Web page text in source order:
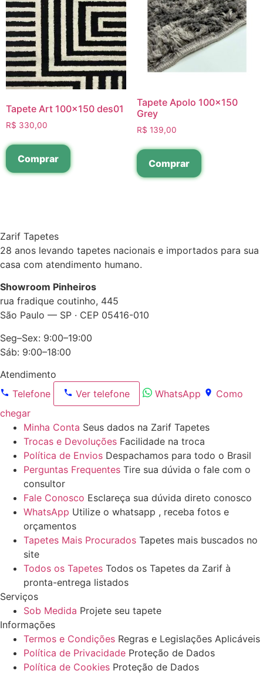
Tapete Art 100×150 des01
R$ 330,00
Comprar
Tapete Apolo 100×150
Grey
R$ 139,00
Comprar
Zarif Tapetes
28 anos levando tapetes nacionais e importados para sua
casa com atendimento humano.
Showroom Pinheiros
rua fradique coutinho, 445
São Paulo — SP · CEP 05416-010
Seg–Sex: 9:00–19:00
Sáb: 9:00–18:00
Atendimento
Telefone
Ver telefone WhatsApp
Como
chegar
Minha Conta Seus dados na Zarif Tapetes
Trocas e Devoluções Facilidade na troca
Política de Envios Despachamos para todo o Brasil
Perguntas Frequentes Tire sua dúvida o fale com o
consultor
Fale Conosco Esclareça sua dúvida direto conosco
WhatsApp Utilize o whatsapp , receba fotos e
orçamentos
Tapetes Mais Procurados Tapetes mais buscados no
site
Todos os Tapetes Todos os Tapetes da Zarif à
pronta-entrega listados
Serviços
Sob Medida Projete seu tapete
Informações
Termos e Condições Regras e Legislações Aplicáveis
Política de Privacidade Proteção de Dados
Política de Cookies Proteção de Dados